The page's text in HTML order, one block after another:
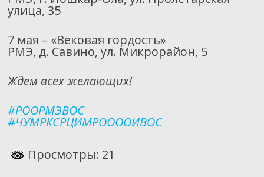
улица, 35
7 мая – «Вековая гордость»
РМЭ, д. Савино, ул. Микрорайон, 5
Ждем всех желающих!
#РООРМЭВОС
#ЧУМРКСРЦИМРООООИВОС
Просмотры: 21